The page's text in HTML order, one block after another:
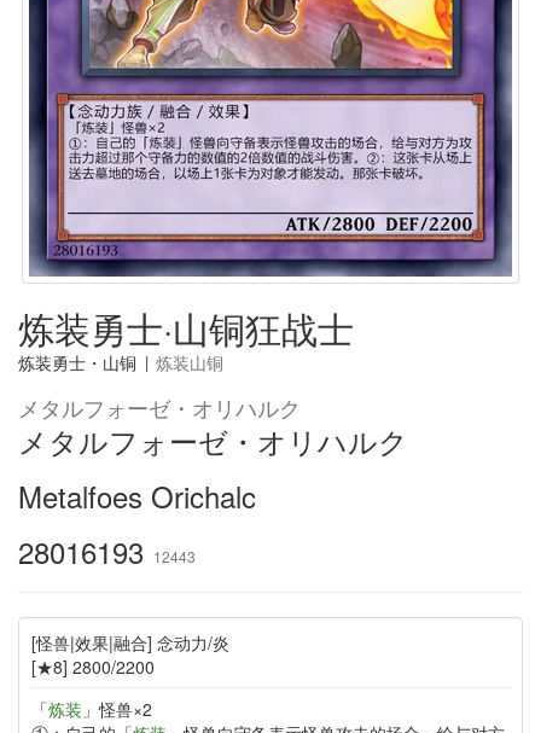
炼装勇士·山铜狂战士
炼装勇士・山铜 | 炼装山铜
メタルフォーゼ・オリハルク
メタルフォーゼ・オリハルク
Metalfoes Orichalc
28016193 12443
[怪兽|效果|融合] 念动力/炎
[★8] 2800/2200
「炼装 」怪兽×2